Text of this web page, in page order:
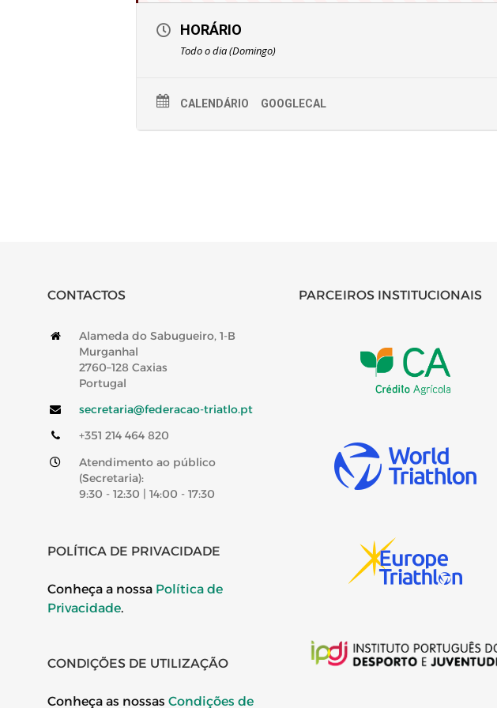
HORÁRIO
Todo o dia (Domingo)
CALENDÁRIO GOOGLECAL
CONTACTOS
Alameda do Sabugueiro, 1-B
Murganhal
2760–128 Caxias
Portugal
secretaria@federacao-triatlo.pt
+351 214 464 820
Atendimento ao público
(Secretaria):
9:30 - 12:30 | 14:00 - 17:30
POLÍTICA DE PRIVACIDADE
Conheça a nossa Política de
Privacidade.
CONDIÇÕES DE UTILIZAÇÃO
Conheça as nossas Condições de
PARCEIROS INSTITUCIONAIS